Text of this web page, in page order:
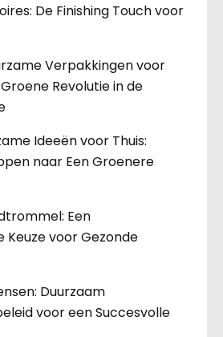
De Finishing Touch voor
Verpakkingen voor
Revolutie in de
Ideeën voor Thuis:
naar Een Groenere
Een
Keuze voor Gezonde
Duurzaam
voor een Succesvolle